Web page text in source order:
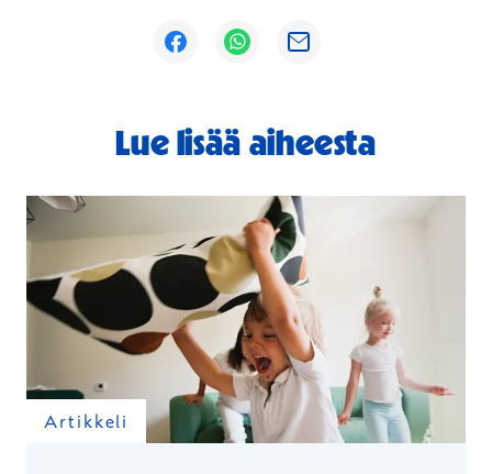
Avautuu uuteen ikkunaan
Avautuu uuteen ikkunaan
Avautuu uuteen ikkunaan
Lue lisää aiheesta
Artikkeli